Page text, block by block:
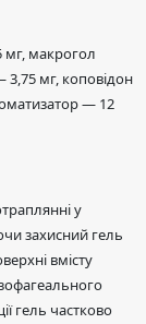
макрогол
3,75 мг, коповідон
— 12
у
захисний гель
вмісту
гель частково